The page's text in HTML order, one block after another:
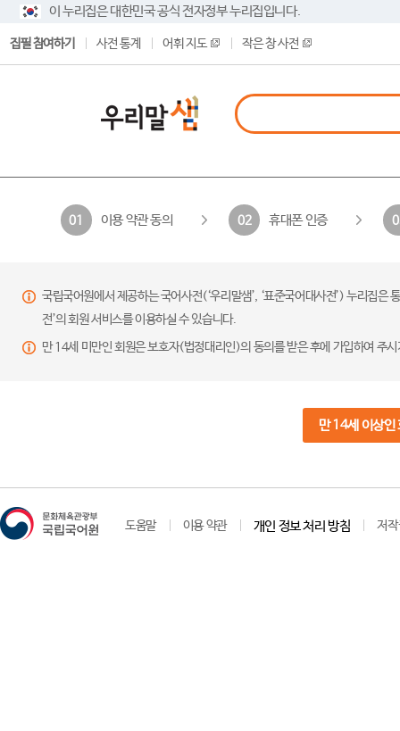
이 누리집은 대한민국 공식 전자정부 누리집입니다.
집필 참여하기 사전 통계 어휘 지도 작은 창 사전
01 이용 약관 동의 02 휴대폰 인증
국립국어원에서 제공하는 국어사전(‘우리말샘’, ‘표준국어대사전’) 누리집
전’의 회원 서비스를 이용하실 수 있습니다.
만 14세 미만인 회원은 보호자(법정대리인)의 동의를 받은 후에 가입하여 주
만 14세 이상인
도움말 이용 약관 개인 정보 처리 방침 저